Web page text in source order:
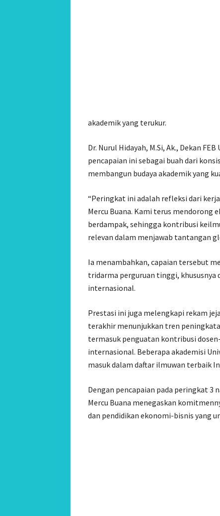
akademik yang terukur.
Dr. Nurul Hidayah, M.Si, Ak., Dekan
pencapaian ini sebagai buah dari
membangun budaya akademik yang
“Peringkat ini adalah refleksi dari
Mercu Buana. Kami terus
berdampak, sehingga kontribusi
relevan dalam menjawab tantangan
Ia menambahkan, capaian tersebut
tridarma perguruan tinggi,
internasional.
Prestasi ini juga melengkapi rekam
terakhir menunjukkan tren
termasuk penguatan kontribusi
internasional. Beberapa akademisi
masuk dalam daftar ilmuwan terbaik
Dengan pencapaian pada peringkat 3
Mercu Buana menegaskan
dan pendidikan ekonomi-bisnis yang